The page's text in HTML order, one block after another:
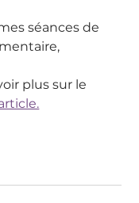
séances de
plus sur le